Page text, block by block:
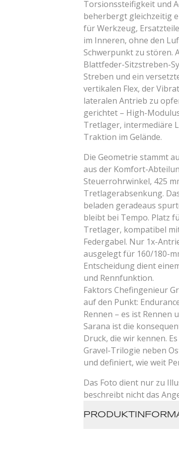
Torsionssteifigkeit und
beherbergt gleichzeitig
für Werkzeug,
im Inneren, ohne den
Schwerpunkt zu stören.
Blattfeder-Sitzstreben-
Streben und ein
vertikalen Flex, der
lateralen Antrieb zu
gerichtet – High-
Tretlager, intermediäre
Traktion im Gelände.
Die Geometrie stammt
aus der Komfort-
Steuerrohrwinkel, 425
Tretlagerabsenkung.
beladen geradeaus
bleibt bei Tempo. Platz
Tretlager, kompatibel
Federgabel. Nur 1x-
ausgelegt für 160/180-
Entscheidung dient
und Rennfunktion.
Faktors Chefingenieur
auf den Punkt:
Rennen – es ist Rennen
Sarana ist die
Druck, die wir kennen.
Gravel-Trilogie neben
und definiert, wie weit
Das Foto dient nur zu
beschreibt nicht das